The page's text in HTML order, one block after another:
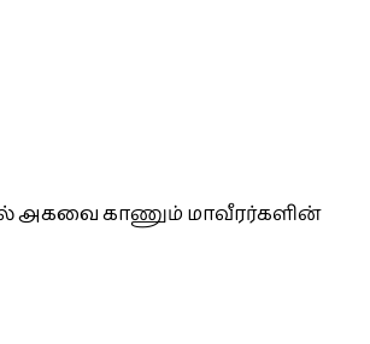
அகவை காணும் மாவீரர்களின்